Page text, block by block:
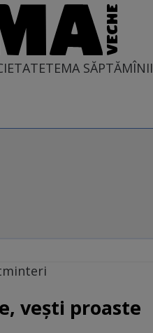
TEMA SĂPTĂMÎNII
veşti proaste